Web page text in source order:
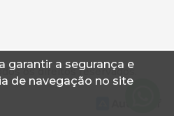
garantir a segurança e
de navegação no site
os direitos reservados.